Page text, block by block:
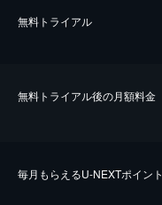
無料トライアル
無料トライアル後の⽉額料金
毎⽉もらえるU-NEXTポイント